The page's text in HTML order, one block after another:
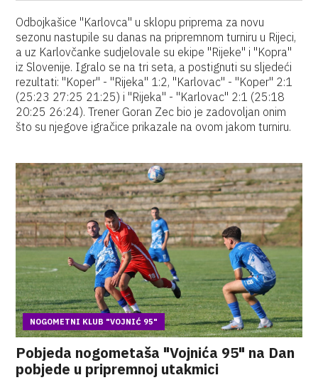
Odbojkašice "Karlovca" u sklopu priprema za novu
sezonu nastupile su danas na pripremnom turniru u Rijeci,
a uz Karlovčanke sudjelovale su ekipe "Rijeke" i "Kopra"
iz Slovenije. Igralo se na tri seta, a postignuti su sljedeći
rezultati: "Koper" - "Rijeka" 1:2, "Karlovac" - "Koper" 2:1
(25:23 27:25 21:25) i "Rijeka" - "Karlovac" 2:1 (25:18
20:25 26:24). Trener Goran Zec bio je zadovoljan onim
što su njegove igračice prikazale na ovom jakom turniru.
NOGOMETNI KLUB "VOJNIĆ 95"
Pobjeda nogometaša "Vojnića 95" na Dan
pobjede u pripremnoj utakmici